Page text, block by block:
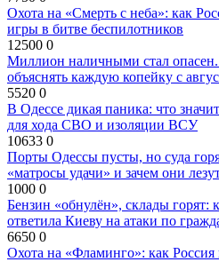
Охота на «Смерть с неба»: как
игры в битве беспилотников
12500 0
Миллион наличными стал опасен.
объяснять каждую копейку с
5520 0
В Одессе дикая паника: что
для хода СВО и изоляции ВСУ
10633 0
Порты Одессы пусты, но суда
«матросы удачи» и зачем они
1000 0
Бензин «обнулён», склады горят:
ответила Киеву на атаки по
6650 0
Охота на «Фламинго»: как Россия